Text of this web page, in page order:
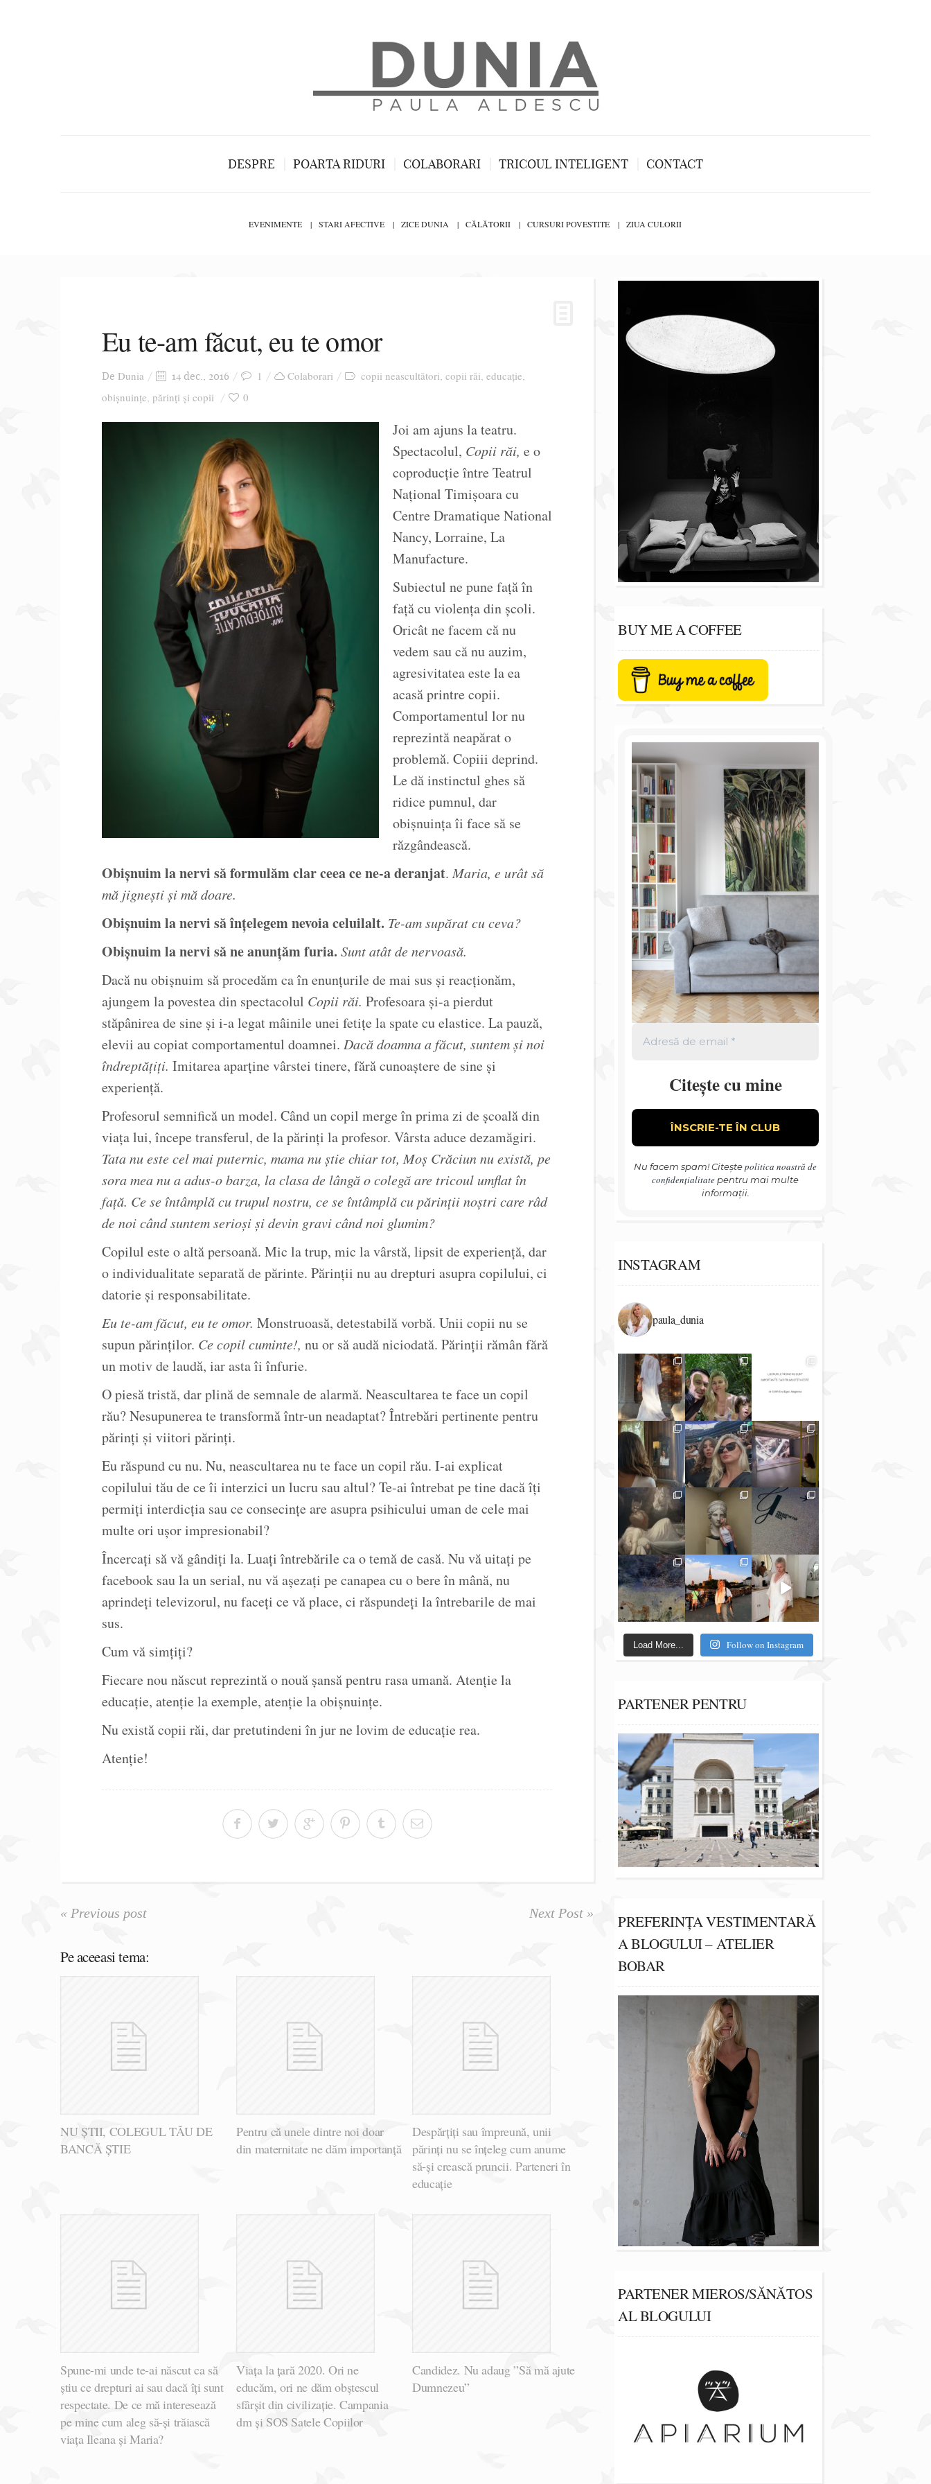
DESPRE POARTA RIDURI COLABORARI TRICOUL INTELIGENT CONTACT
EVENIMENTE STARI AFECTIVE ZICE DUNIA CĂLĂTORII CURSURI POVESTITE ZIUA CULORII
Eu te-am făcut, eu te omor
De Dunia 14 dec., 2016 1 Colaborari copii neascultători, copii răi, educație,
obișnuințe, părinți și copii 0
Joi am ajuns la teatru.
Spectacolul, Copii răi, e o
coproducție între Teatrul
Național Timișoara cu
Centre Dramatique National
Nancy, Lorraine, La
Manufacture.
Subiectul ne pune față în
față cu violența din școli.
Oricât ne facem că nu
vedem sau că nu auzim,
agresivitatea este la ea
acasă printre copii.
Comportamentul lor nu
reprezintă neapărat o
problemă. Copiii deprind.
Le dă instinctul ghes să
ridice pumnul, dar
obișnuința îi face să se
răzgândească.
Obișnuim la nervi să formulăm clar ceea ce ne-a deranjat. Maria, e urât să
mă jignești și mă doare.
Obișnuim la nervi să înțelegem nevoia celuilalt. Te-am supărat cu ceva?
Obișnuim la nervi să ne anunțăm furia. Sunt atât de nervoasă.
Dacă nu obișnuim să procedăm ca în enunțurile de mai sus și reacționăm,
ajungem la povestea din spectacolul Copii răi. Profesoara și-a pierdut
stăpânirea de sine și i-a legat mâinile unei fetițe la spate cu elastice. La pauză,
elevii au copiat comportamentul doamnei. Dacă doamna a făcut, suntem și noi
îndreptățiți. Imitarea aparține vârstei tinere, fără cunoaștere de sine și
experiență.
Profesorul semnifică un model. Când un copil merge în prima zi de școală din
viața lui, începe transferul, de la părinți la profesor. Vârsta aduce dezamăgiri.
Tata nu este cel mai puternic, mama nu știe chiar tot, Moș Crăciun nu există, pe
sora mea nu a adus-o barza, la clasa de lângă o colegă are tricoul umflat în
față. Ce se întâmplă cu trupul nostru, ce se întâmplă cu părinții noștri care râd
de noi când suntem serioși și devin gravi când noi glumim?
Copilul este o altă persoană. Mic la trup, mic la vârstă, lipsit de experiență, dar
o individualitate separată de părinte. Părinții nu au drepturi asupra copilului, ci
datorie și responsabilitate.
Eu te-am făcut, eu te omor. Monstruoasă, detestabilă vorbă. Unii copii nu se
supun părinților. Ce copil cuminte!, nu or să audă niciodată. Părinții rămân fără
un motiv de laudă, iar asta îi înfurie.
O piesă tristă, dar plină de semnale de alarmă. Neascultarea te face un copil
rău? Nesupunerea te transformă într-un neadaptat? Întrebări pertinente pentru
părinți și viitori părinți.
Eu răspund cu nu. Nu, neascultarea nu te face un copil rău. I-ai explicat
copilului tău de ce îi interzici un lucru sau altul? Te-ai întrebat pe tine dacă îți
permiți interdicția sau ce consecințe are asupra psihicului uman de cele mai
multe ori ușor impresionabil?
Încercați să vă gândiți la. Luați întrebările ca o temă de casă. Nu vă uitați pe
facebook sau la un serial, nu vă așezați pe canapea cu o bere în mână, nu
aprindeți televizorul, nu faceți ce vă place, ci răspundeți la întrebarile de mai
sus.
Cum vă simțiți?
Fiecare nou născut reprezintă o nouă șansă pentru rasa umană. Atenție la
educație, atenție la exemple, atenție la obișnuințe.
Nu există copii răi, dar pretutindeni în jur ne lovim de educație rea.
Atenție!
« Previous post Next Post »
Pe aceeasi tema:
NU ȘTII, COLEGUL TĂU DE
BANCĂ ȘTIE
Pentru că unele dintre noi doar
din maternitate ne dăm importanță
Despărțiți sau împreună, unii
părinți nu se înțeleg cum anume
să-și crească pruncii. Parteneri în
educație
Spune-mi unde te-ai născut ca să
știu ce drepturi ai sau dacă îți sunt
respectate. De ce mă interesează
pe mine cum aleg să-și trăiască
viața Ileana și Maria?
Viața la țară 2020. Ori ne
educăm, ori ne dăm obștescul
sfârșit din civilizație. Campania
dm și SOS Satele Copiilor
Candidez. Nu adaug ”Să mă ajute
Dumnezeu”
BUY ME A COFFEE
Citește cu mine
Nu facem spam! Citeștepolitica noastră de
confidențialitate pentru mai multe
informații.
INSTAGRAM
paula_dunia
Load More... Follow on Instagram
PARTENER PENTRU
PREFERINȚA VESTIMENTARĂ
A BLOGULUI – ATELIER
BOBAR
PARTENER MIEROS/SĂNĂTOS
AL BLOGULUI